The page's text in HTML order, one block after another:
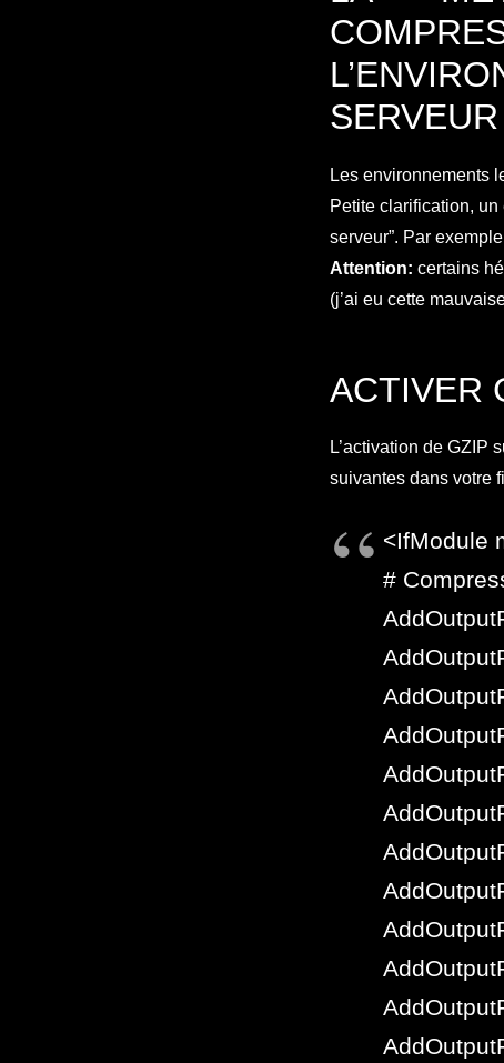
Les environnements
Petite clarification, un
serveur”. Par
Attention: certains
(j’ai eu cette
ACTIVER
L’activation de GZIP
suivantes dans votre
<IfModule
#